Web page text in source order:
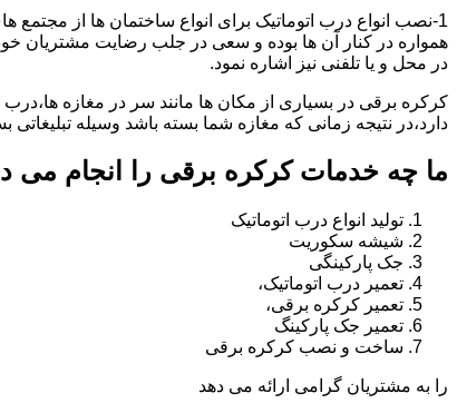
1-نصب انواع درب اتوماتیک برای انواع ساختمان ها از
همواره در کنار آن ها بوده و سعی در جلب رضایت مشتریان
در محل و یا تلفنی نیز اشاره نمود.
کرکره برقی در بسیاری از مکان ها مانند سر در مغازه
دارد،در نتیجه زمانی که مغازه شما بسته باشد وسیله تبلیغاتی
ما چه خدمات کرکره برقی را انجام می
تولید انواع درب اتوماتیک
شیشه سکوریت
جک پارکینگی
تعمیر درب اتوماتیک،
تعمیر کرکره برقی،
تعمیر جک پارکینگ
ساخت و نصب کرکره برقی
را به مشتریان گرامی ارائه می دهد